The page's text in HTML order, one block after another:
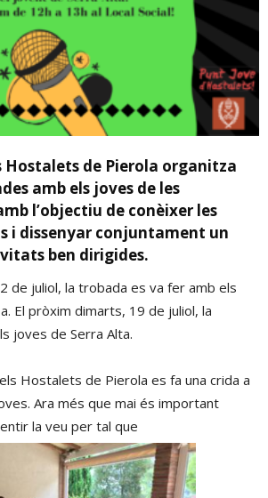
Hostalets de Pierola organitza
amb els joves de les
l’objectiu de conèixer les
i dissenyar conjuntament un
ben dirigides.
de juliol, la trobada es va fer amb els
El pròxim dimarts, 19 de juliol, la
joves de Serra Alta.
Hostalets de Pierola es fa una crida a
Ara més que mai és important
la veu per tal que